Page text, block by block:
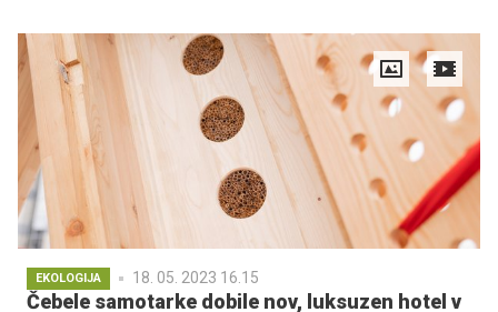
EKOLOGIJA 18. 05. 2023 16.15
Čebele samotarke dobile nov, luksuzen hotel v